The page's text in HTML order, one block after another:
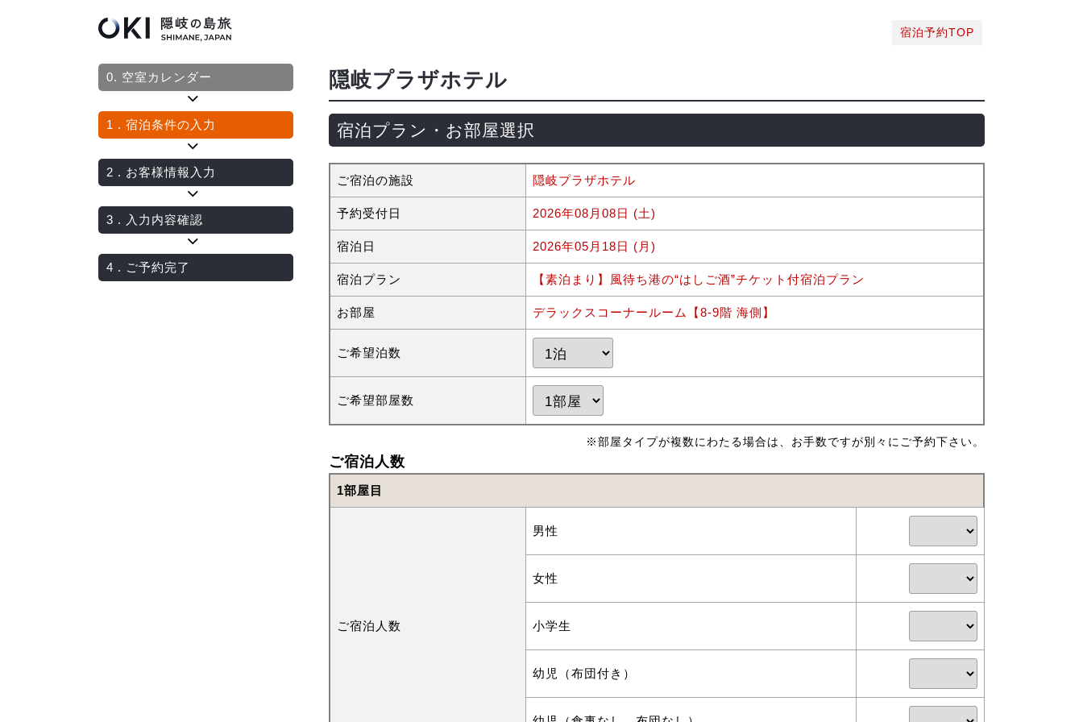
宿泊予約TOP
0. 空室カレンダー
1 . 宿泊条件の入力
2 . お客様情報入力
3 . 入力内容確認
4 . ご予約完了
隠岐プラザホテル
宿泊プラン・お部屋選択
ご宿泊の施設 隠岐プラザホテル
予約受付日 2026年08月08日 (土)
宿泊日 2026年05月18日 (月)
宿泊プラン 【素泊まり】風待ち港の“はしご酒”チケット付宿泊プラン
お部屋 デラックスコーナールーム【8-9階 海側】
ご希望泊数
ご希望部屋数
※部屋タイプが複数にわたる場合は、お手数ですが別々にご予約下さい。
ご宿泊人数
1部屋目
ご宿泊人数
男性
女性
小学生
幼児（布団付き）